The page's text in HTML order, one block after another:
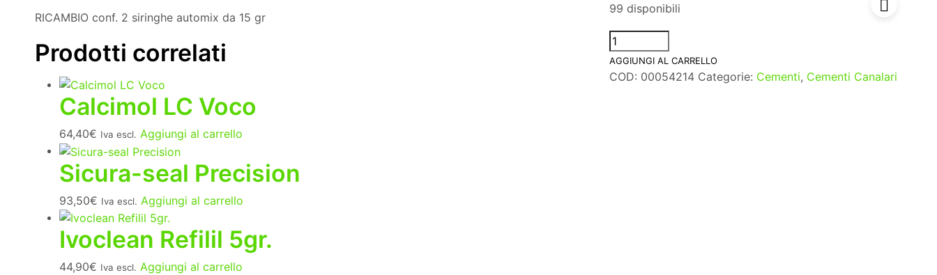
99 disponibili
AGGIUNGI AL CARRELLO
COD: 00054214 Categorie: Cementi, Cementi Canalari
RICAMBIO conf. 2 siringhe automix da 15 gr
Prodotti correlati
Calcimol LC Voco
64,40€ Iva escl. Aggiungi al carrello
Sicura-seal Precision
93,50€ Iva escl. Aggiungi al carrello
Ivoclean Refilil 5gr.
44,90€ Iva escl. Aggiungi al carrello